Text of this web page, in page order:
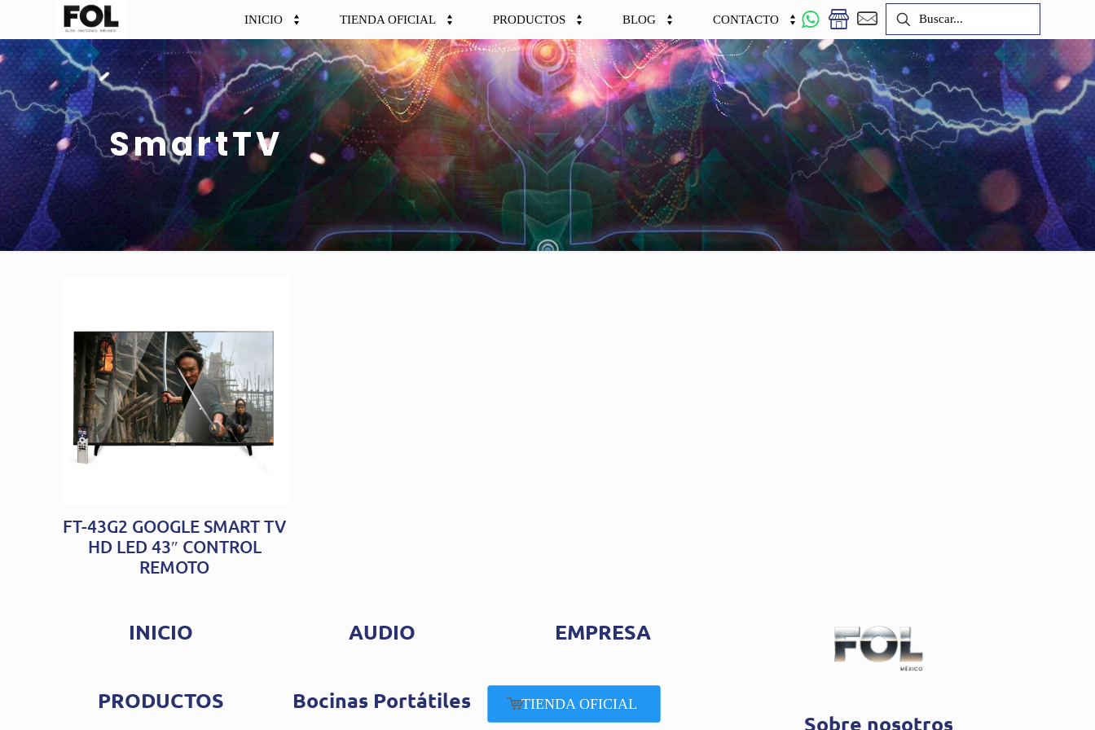
INICIO TIENDA OFICIAL PRODUCTOS BLOG CONTACTO
SmartTV
FT-43G2 GOOGLE SMART TV
HD LED 43″ CONTROL
REMOTO
INICIO AUDIO EMPRESA
PRODUCTOS Bocinas Portátiles TIENDA OFICIAL
Sobre nosotros